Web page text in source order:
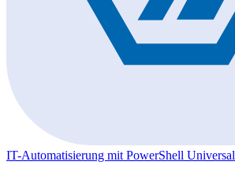
IT-Automatisierung mit PowerShell Universal